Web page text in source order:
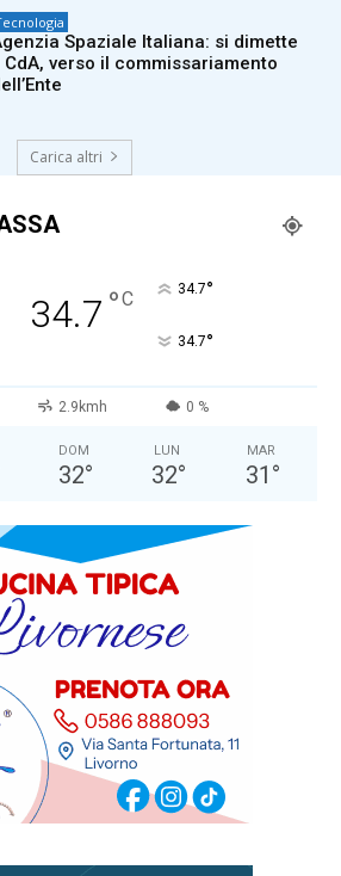
Spaziale Italiana: si dimette
CdA, verso il commissariamento
Carica altri
34.7 °C 34.7°
34.7°
2.9kmh 0 %
DOM
32°
LUN
32°
MAR
31 °